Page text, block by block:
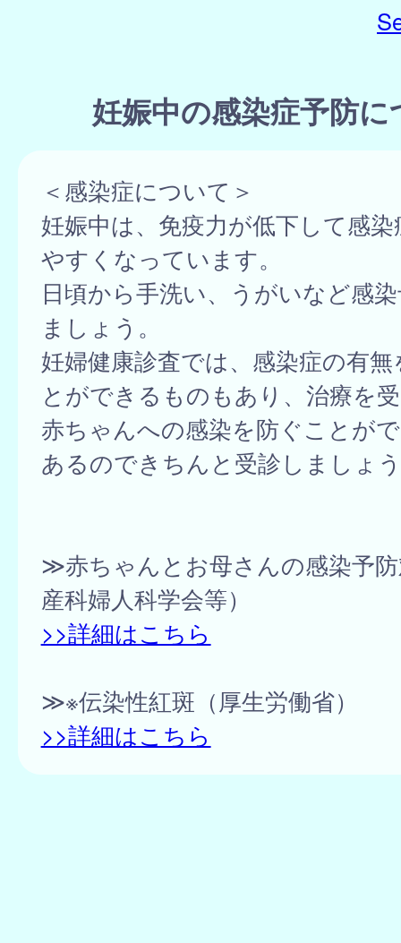
妊娠中の感染症予防に
＜感染症について＞
妊娠中は、免疫力が低下して感
やすくなっています。
日頃から手洗い、うがいなど感
ましょう。
妊婦健康診査では、感染症の有
とができるものもあり、治療を
赤ちゃんへの感染を防ぐことが
あるのできちんと受診しましょ
≫赤ちゃんとお母さんの感染予
産科婦人科学会等）
>>詳細はこちら
≫※伝染性紅斑（厚生労働省）
>>詳細はこちら